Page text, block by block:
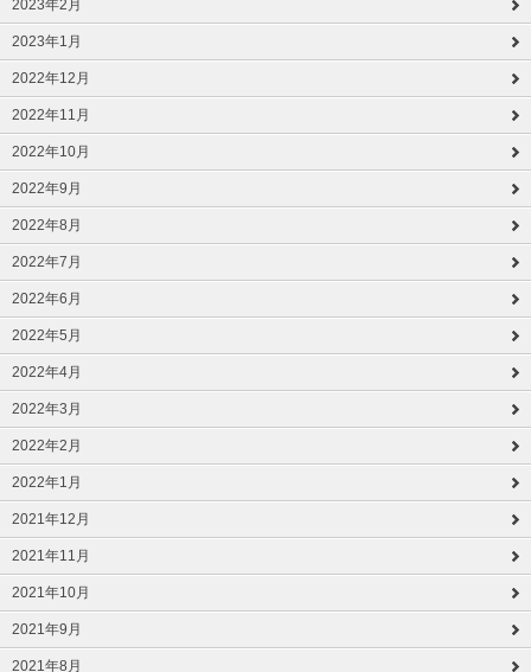
2023年2月
2023年1月
2022年12月
2022年11月
2022年10月
2022年9月
2022年8月
2022年7月
2022年6月
2022年5月
2022年4月
2022年3月
2022年2月
2022年1月
2021年12月
2021年11月
2021年10月
2021年9月
2021年8月